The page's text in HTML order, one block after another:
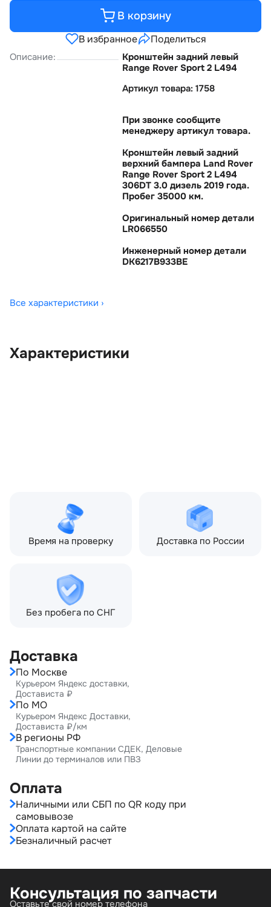
В корзину
В избранное Поделиться
Описание:
Кронштейн задний левый
Range Rover Sport 2 L494
Артикул товара: 1758
При звонке сообщите
менеджеру артикул товара.
Кронштейн левый задний
ерхний бампера Land Rover
Range Rover Sport 2 L494
306DT 3.0 дизель 2019 года.
Пробег 35000 км.
Оригинальный номер детали
LR066550
Инженерный номер детали
DK6217B933BE
Все характеристики ›
Характеристики
Время на проверку Доставка по России
Без пробега по СНГ
Доставка
По Москве
Курьером Яндекс доставки,
Достависта ₽
По МО
Курьером Яндекс Доставки,
Достависта ₽/км
В регионы РФ
Транспортные компании СДЕК, Деловые
Линии до терминалов или ПВЗ
Оплата
Наличными или СБП по QR коду при
самовывозе
Оплата картой на сайте
Безналичный расчет
Консультация по запчасти
Оставьте свой номер телефона